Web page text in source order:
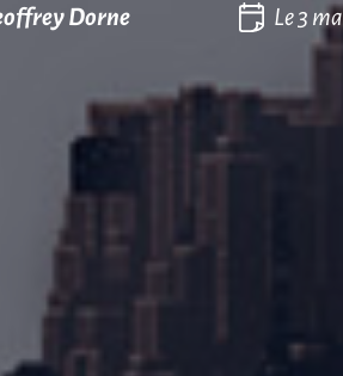
Dorne Le3